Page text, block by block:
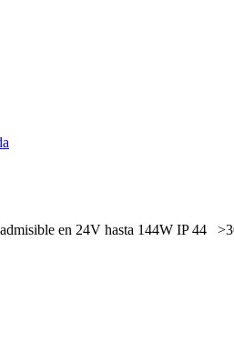
en 24V hasta 144W IP 44